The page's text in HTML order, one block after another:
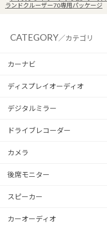
ランドクルーザー70専用パッケージ
CATEGORY／カテゴリ
カーナビ
ディスプレイオーディオ
デジタルミラー
ドライブレコーダー
カメラ
後席モニター
スピーカー
カーオーディオ